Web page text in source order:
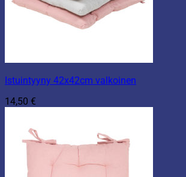
Istuintyyny 42x42cm valkoinen
14,50 €